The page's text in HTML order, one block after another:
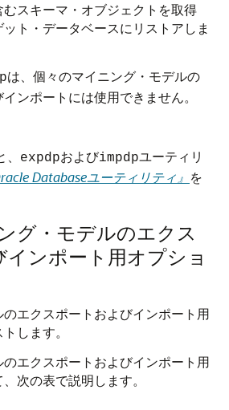
スキーマ・オブジェクトを取得
ト・データベースにリストアしま
は、個々のマイニング・モデルの
ンポートには使用できません。
expdpおよびimpdpユーティリ
Databaseユーティリティ』 を
グ・モデルのエクス
ンポート用オプショ
エクスポートおよびインポート用
します。
エクスポートおよびインポート用
次の表で説明します。